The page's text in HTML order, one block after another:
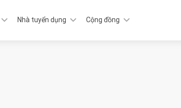
Nhà tuyển dụng Cộng đồng